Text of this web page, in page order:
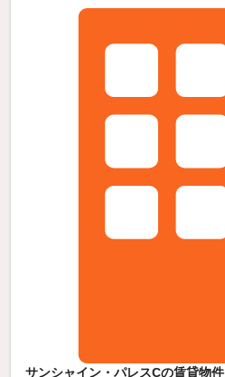
サンシャイン・パレスCの賃貸物件